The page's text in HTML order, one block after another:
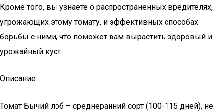
Кроме того, вы узнаете о распространенных вредителях,
угрожающих этому томату, и эффективных способах
борьбы с ними, что поможет вам вырастить здоровый и
урожайный куст.
Описание
Томат Бычий лоб – среднеранний сорт (100-115 дней), не